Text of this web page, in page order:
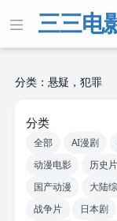
三三电
分类：悬疑，犯罪
分类
全部 AI漫剧
动漫电影
历史片
国产动漫
大陆
战争片
日本剧